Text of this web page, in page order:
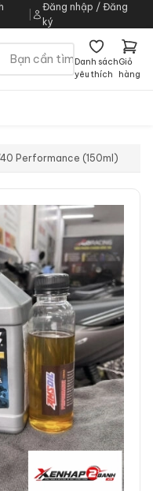
Đăng nhập / Đăng
ký
Danh sách
yêu thích
Giỏ
hàng
Performance (150ml)